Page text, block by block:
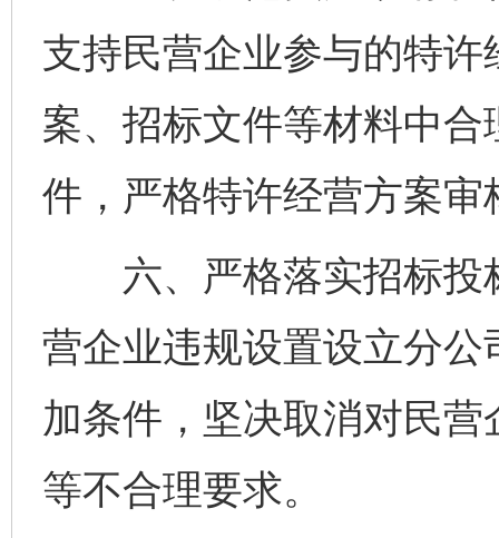
支持民营企业参与的特
案、招标文件等材料中
件，严格特许经营方案
六、严格落实招标投
营企业违规设置设立分
加条件，坚决取消对民
等不合理要求。